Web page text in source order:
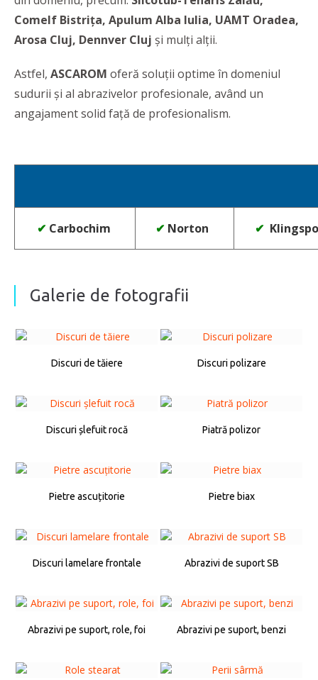
Comelf Bistrița, Apulum Alba Iulia, UAMT Oradea,
Arosa Cluj, Dennver Cluj și mulți alții.
Astfel, ASCAROM oferă soluţii optime în domeniul
sudurii şi al abrazivelor profesionale, având un
angajament solid faţă de profesionalism.
✔ Carbochim ✔ Norton ✔
Galerie de fotografii
Discuri de tăiere Discuri polizare
Discuri șlefuit rocă Piatră polizor
Pietre ascuțitorie Pietre biax
Discuri lamelare frontale Abrazivi de suport SB
Abrazivi pe suport, role, foi Abrazivi pe suport, benzi